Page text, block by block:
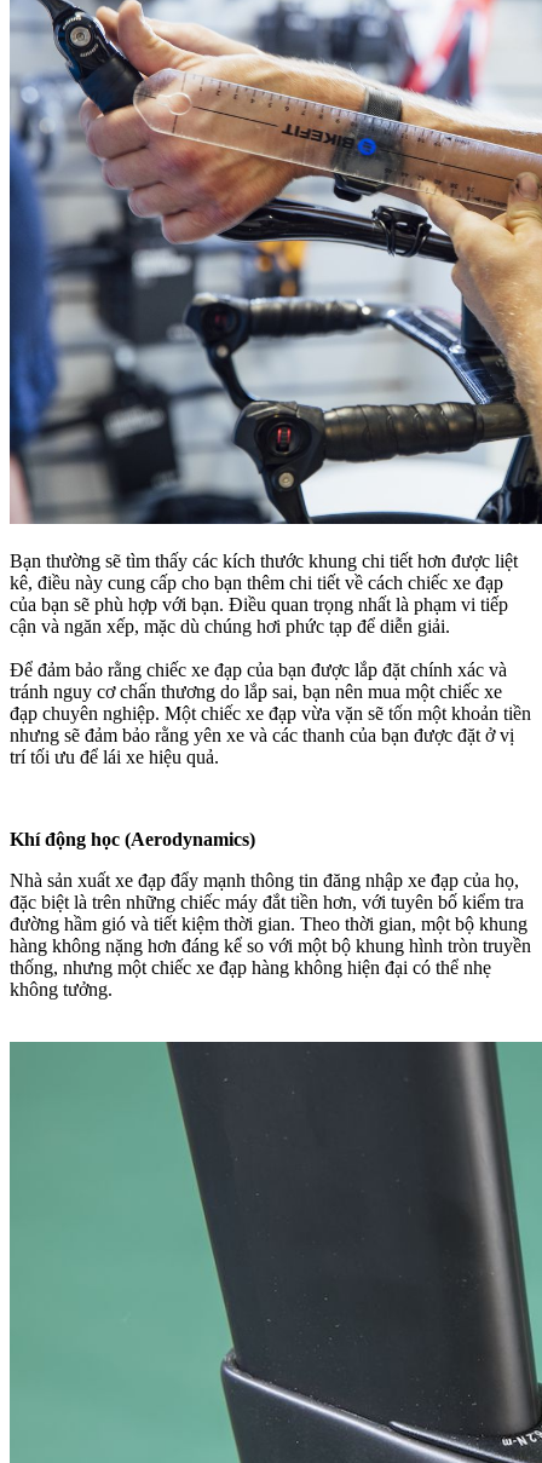
Bạn thường sẽ tìm thấy các kích thước khung chi tiết hơn được liệt
kê, điều này cung cấp cho bạn thêm chi tiết về cách chiếc xe đạp
của bạn sẽ phù hợp với bạn. Điều quan trọng nhất là phạm vi tiếp
cận và ngăn xếp, mặc dù chúng hơi phức tạp để diễn giải.
Để đảm bảo rằng chiếc xe đạp của bạn được lắp đặt chính xác và
tránh nguy cơ chấn thương do lắp sai, bạn nên mua một chiếc xe
đạp chuyên nghiệp. Một chiếc xe đạp vừa vặn sẽ tốn một khoản tiền
nhưng sẽ đảm bảo rằng yên xe và các thanh của bạn được đặt ở vị
trí tối ưu để lái xe hiệu quả.
Khí động học (Aerodynamics)
Nhà sản xuất xe đạp đẩy mạnh thông tin đăng nhập xe đạp của họ,
đặc biệt là trên những chiếc máy đắt tiền hơn, với tuyên bố kiểm tra
đường hầm gió và tiết kiệm thời gian. Theo thời gian, một bộ khung
hàng không nặng hơn đáng kể so với một bộ khung hình tròn truyền
thống, nhưng một chiếc xe đạp hàng không hiện đại có thể nhẹ
không tưởng.